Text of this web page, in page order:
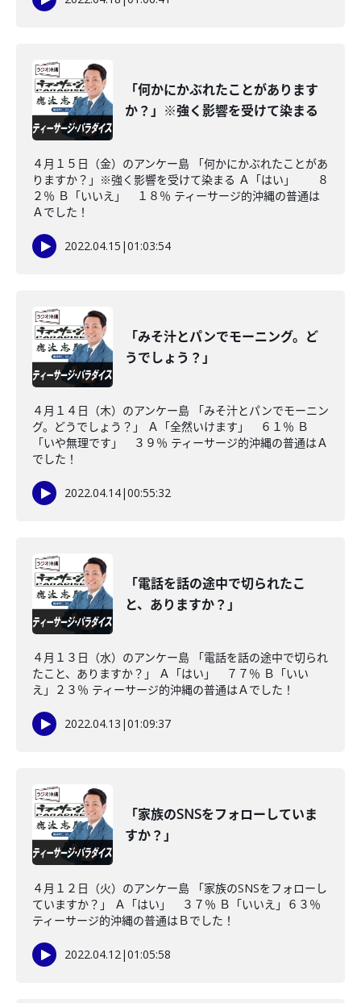
「何かにかぶれたことがあります
か？」※強く影響を受けて染まる
４月１５日（金）のアンケー島 「何かにかぶれたことがあ
りますか？」※強く影響を受けて染まる Ａ「はい」 ８
２％ Ｂ「いいえ」 １８％ ティーサージ的沖縄の普通は
Ａでした！
2022.04.15 |01:03:54
「みそ汁とパンでモーニング。ど
うでしょう？」
４月１４日（木）のアンケー島 「みそ汁とパンでモーニン
グ。どうでしょう？」 Ａ「全然いけます」 ６１％ Ｂ
「いや無理です」 ３９％ ティーサージ的沖縄の普通はＡ
でした！
2022.04.14|00:55:32
「電話を話の途中で切られたこ
と、ありますか？」
４月１３日（水）のアンケー島 「電話を話の途中で切られ
たこと、ありますか？」 Ａ「はい」 ７７％ Ｂ「いい
え」２３％ ティーサージ的沖縄の普通はＡでした！
2022.04.13 |01:09:37
「家族のSNSをフォローしていま
すか？」
４月１２日（火）のアンケー島 「家族のSNSをフォローし
ていますか？」 Ａ「はい」 ３７％ Ｂ「いいえ」６３％
ティーサージ的沖縄の普通はＢでした！
2022.04.12|01:05:58